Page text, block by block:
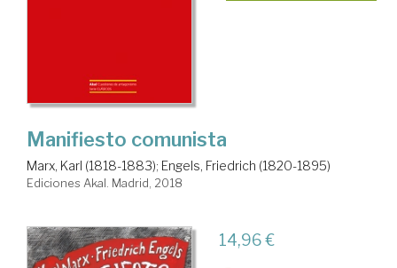
Manifiesto comunista
Marx, Karl (1818-1883); Engels, Friedrich (1820-1895)
Ediciones Akal. Madrid, 2018
14,96 €